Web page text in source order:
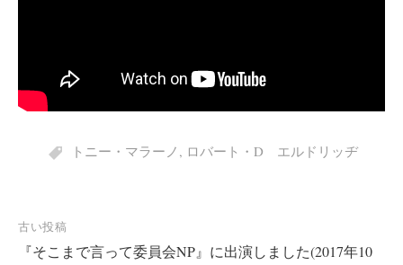
トニー・マラーノ , ロバート・D エルドリッヂ
投
稿
古い投稿
『そこまで言って委員会NP』に出演しました(2017年10